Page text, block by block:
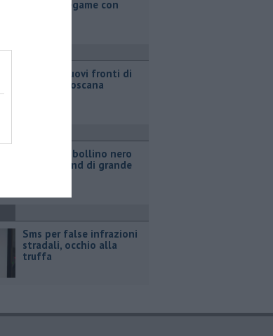
"Nessun legame con
Incendi, nuovi fronti di
fuoco in Toscana
Strade da bollino nero
nel weekend di grande
Sms per false infrazioni
stradali, occhio alla
truffa